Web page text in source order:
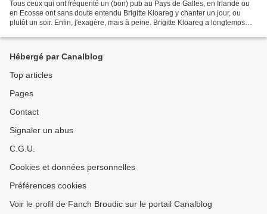
Tous ceux qui ont fréquenté un (bon) pub au Pays de Galles, en Irlande ou
en Ecosse ont sans doute entendu Brigitte Kloareg y chanter un jour, ou
plutôt un soir. Enfin, j'exagère, mais à peine. Brigitte Kloareg a longtemps
Hébergé par Canalblog
Top articles
Pages
Contact
Signaler un abus
C.G.U.
Cookies et données personnelles
Préférences cookies
Voir le profil de Fanch Broudic sur le portail Canalblog